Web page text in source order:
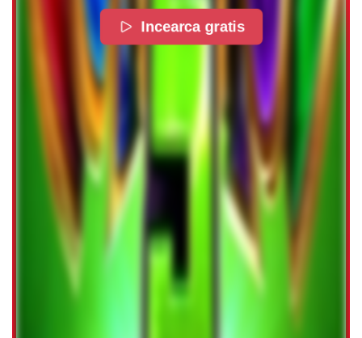
Incearca gratis